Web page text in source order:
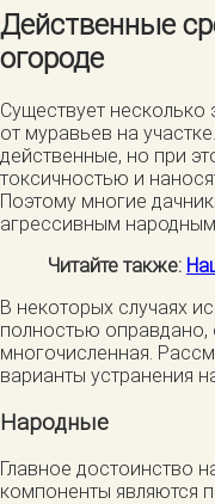
Действенные
огороде
Существует
от муравьев на
действенные, но при
токсичностью и
Поэтому многие
агрессивным
Читайте также:
В некоторых случаях
полностью оправдано,
многочисленная.
варианты устранения
Народные
Главное достоинство
компоненты являются